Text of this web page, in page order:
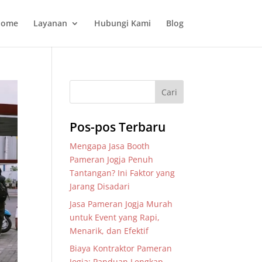
Layanan Hubungi Kami Blog
Pos-pos Terbaru
Mengapa Jasa Booth
Pameran Jogja Penuh
Tantangan? Ini Faktor yang
Jarang Disadari
Jasa Pameran Jogja Murah
untuk Event yang Rapi,
Menarik, dan Efektif
Biaya Kontraktor Pameran